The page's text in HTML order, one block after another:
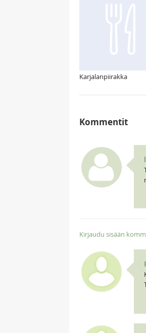
Karjalanpiirakka
Kommentit
Kirjaudu sisään